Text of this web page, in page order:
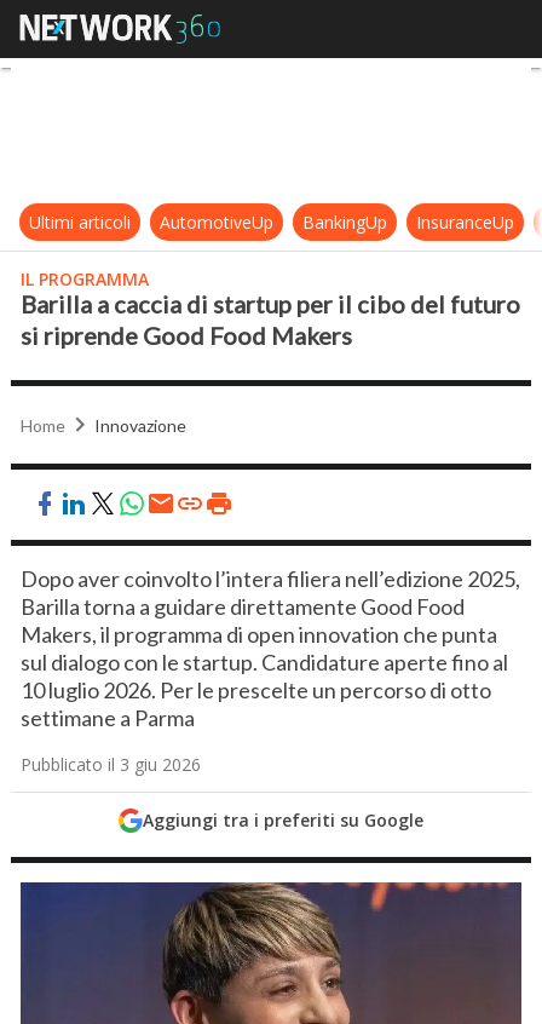
Barilla a caccia di startup per il
Ultimi articoli AutomotiveUp BankingUp InsuranceUp
IL PROGRAMMA
Barilla a caccia di startup per il cibo del futuro
si riprende Good Food Makers
Home Innovazione
Dopo aver coinvolto l’intera filiera nell’edizione 2025,
Barilla torna a guidare direttamente Good Food
Makers, il programma di open innovation che punta
sul dialogo con le startup. Candidature aperte fino al
10 luglio 2026. Per le prescelte un percorso di otto
settimane a Parma
Pubblicato il 3 giu 2026
Aggiungi tra i preferiti su Google